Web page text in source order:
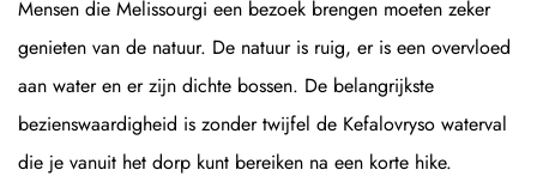
Mensen die Melissourgi een bezoek brengen moeten zeker
genieten van de natuur. De natuur is ruig, er is een overvloed
aan water en er zijn dichte bossen. De belangrijkste
bezienswaardigheid is zonder twijfel de Kefalovryso waterval
die je vanuit het dorp kunt bereiken na een korte hike.